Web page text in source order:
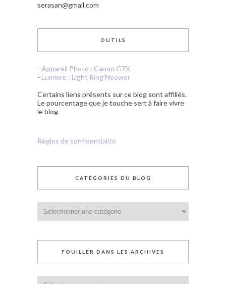
serasan@gmail.com
OUTILS
- Appareil Photo : Canon G7X
- Lumière : Light Ring Neewer
Certains liens présents sur ce blog sont affiliés.
Le pourcentage que je touche sert à faire vivre
le blog.
Règles de confidentialité
CATÉGORIES DU BLOG
du
blog
FOUILLER DANS LES ARCHIVES